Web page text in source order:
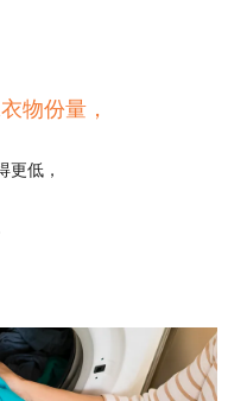
物份量，
更低，